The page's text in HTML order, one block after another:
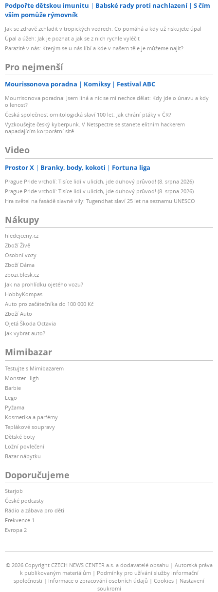
Podpořte dětskou imunitu Babské rady proti nachlazení
S čím
vším pomůže rýmovník
Jak se zdravě zchladit v tropických vedrech: Co pomáhá a kdy už riskujete úpal
Úpal a úžeh: Jak je poznat a jak se z nich rychle vyléčit
Parazité v nás: Kterým se u nás líbí a kde v našem těle je můžeme najít?
Pro nejmenší
Mourissonova poradna Komiksy Festival ABC
Mourrisonova poradna: Jsem líná a nic se mi nechce dělat: Kdy jde o únavu a kdy
o lenost?
Česká společnost ornitologická slaví 100 let: Jak chrání ptáky v ČR?
Vyzkoušejte český kyberpunk. V Netspectre se stanete elitním hackerem
napadajícím korporátní sítě
Video
Prostor X Branky, body, kokoti Fortuna liga
Prague Pride vrcholí: Tisíce lidí v ulicích, jde duhový průvod! (8. srpna 2026)
Prague Pride vrcholí: Tisíce lidí v ulicích, jde duhový průvod! (8. srpna 2026)
Hra světel na fasádě slavné vily: Tugendhat slaví 25 let na seznamu UNESCO
Nákupy
hledejceny.cz
Zboží Živě
Osobní vozy
Zboží Dáma
zbozi.blesk.cz
Jak na prohlídku ojetého vozu?
HobbyKompas
Auto pro začátečníka do 100 000 Kč
Zboží Auto
Ojetá Škoda Octavia
Jak vybrat auto?
Mimibazar
Testujte s Mimibazarem
Monster High
Barbie
Lego
Pyžama
Kosmetika a parfémy
Teplákové soupravy
Dětské boty
Ložní povlečení
Bazar nábytku
Doporučujeme
Starjob
České podcasty
Rádio a zábava pro děti
Frekvence 1
Evropa 2
© 2026 Copyright CZECH NEWS CENTER a.s. a dodavatelé obsahu
Autorská práva
k publikovaným materiálům
Podmínky pro užívání služby informační
společnosti
Informace o zpracování osobních údajů Cookies
Nastavení
soukromí